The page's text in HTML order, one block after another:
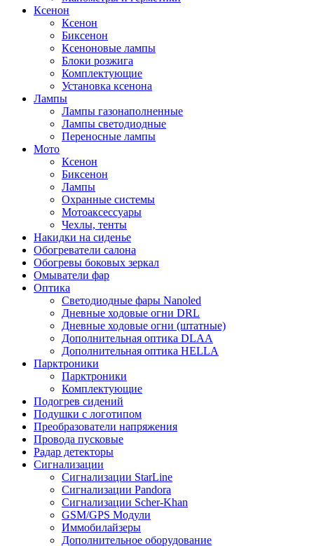
Ксенон
Ксенон
Биксенон
Ксеноновые лампы
Блоки розжига
Комплектующие
Установка ксенона
Лампы
Лампы газонаполненные
Лампы светодиодные
Переносные лампы
Мото
Ксенон
Биксенон
Лампы
Охранные системы
Мотоаксессуары
Чехлы, тенты
Накидки на сиденье
Обогреватели салона
Обогревы боковых зеркал
Омыватели фар
Оптика
Светодиодные фары Nanoled
Дневные ходовые огни DRL
Дневные ходовые огни (штатные)
Дополнительная оптика DLAA
Дополнительная оптика HELLA
Парктроники
Парктроники
Комплектующие
Подогрев сидений
Подушки с логотипом
Преобразователи напряжения
Провода пусковые
Радар детекторы
Сигнализации
Сигнализации StarLine
Сигнализации Pandora
Сигнализации Scher-Khan
GSM/GPS Модули
Иммобилайзеры
Дополнительное оборудование